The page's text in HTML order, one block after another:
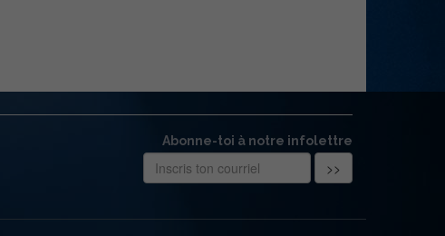
Abonne-toi à notre infolettre